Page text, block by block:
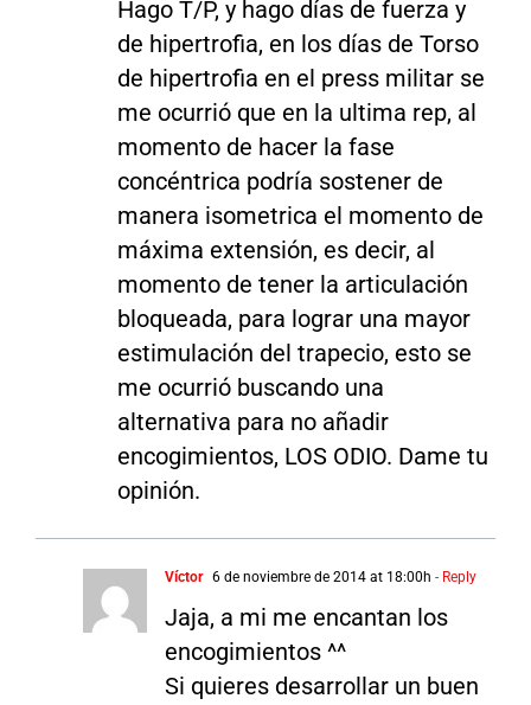
Hago T/P, y hago días de fuerza y
de hipertrofia, en los días de Torso
de hipertrofia en el press militar se
me ocurrió que en la ultima rep, al
momento de hacer la fase
concéntrica podría sostener de
manera isometrica el momento de
máxima extensión, es decir, al
momento de tener la articulación
bloqueada, para lograr una mayor
estimulación del trapecio, esto se
me ocurrió buscando una
alternativa para no añadir
encogimientos, LOS ODIO. Dame tu
opinión.
Víctor 6 de noviembre de 2014 at 18:00h - Reply
Jaja, a mi me encantan los
encogimientos ^^
Si quieres desarrollar un buen